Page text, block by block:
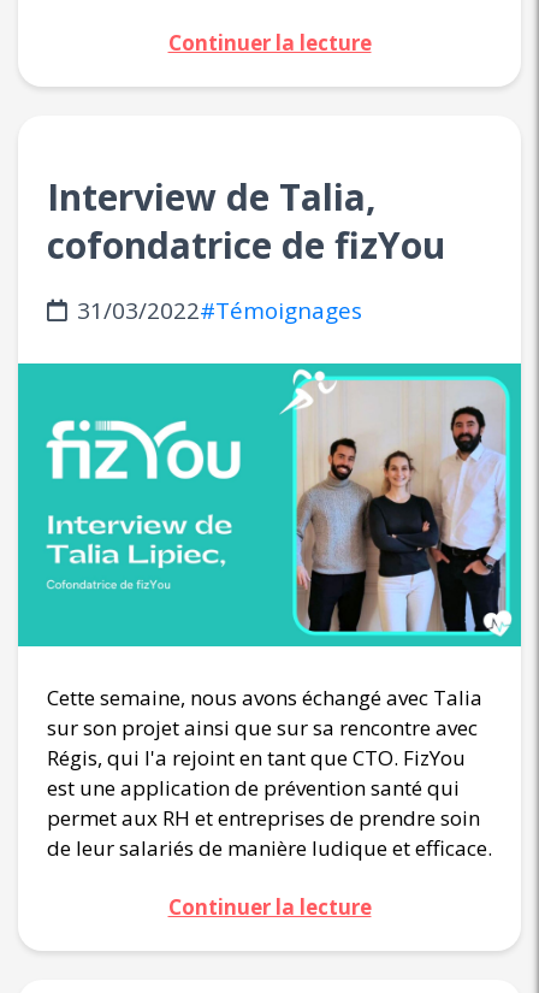
Continuer la lecture
Interview de Talia,
cofondatrice de fizYou
31/03/2022#Témoignages
Cette semaine, nous avons échangé avec Talia
sur son projet ainsi que sur sa rencontre avec
Régis, qui l'a rejoint en tant que CTO. FizYou
est une application de prévention santé qui
permet aux RH et entreprises de prendre soin
de leur salariés de manière ludique et efficace.
Continuer la lecture